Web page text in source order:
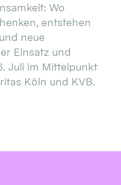
Wo
entstehen
neue
Einsatz und
Juli im Mittelpunkt
Köln und KVB.